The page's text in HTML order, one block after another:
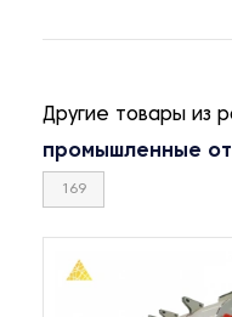
Другие товары из
промышленные
169